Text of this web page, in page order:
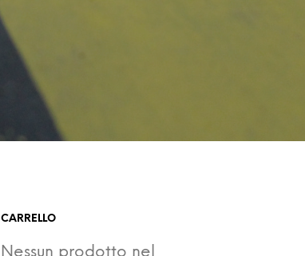
CARRELLO
Nessun prodotto nel